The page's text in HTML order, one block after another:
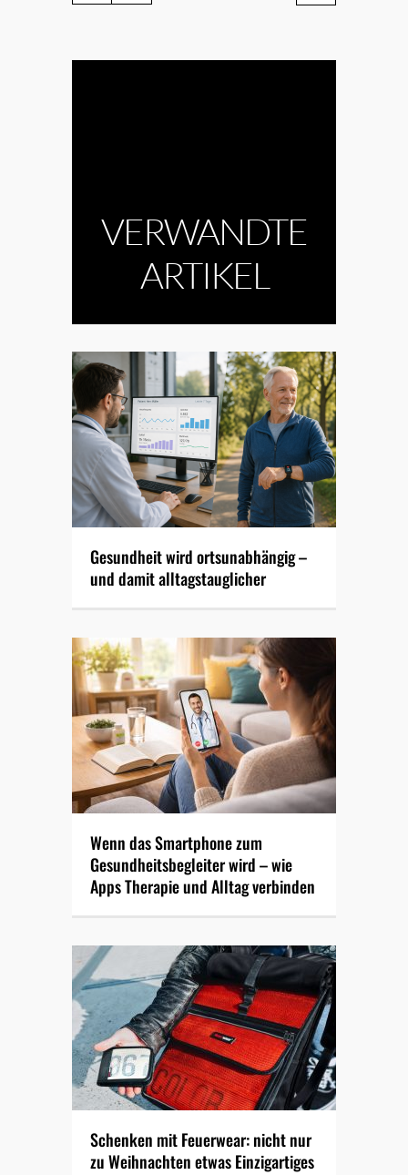
VERWANDTE
ARTIKEL
Gesundheit wird ortsunabhängig –
und damit alltagstauglicher
Wenn das Smartphone zum
Gesundheitsbegleiter wird – wie
Apps Therapie und Alltag verbinden
Schenken mit Feuerwear: nicht nur
zu Weihnachten etwas Einzigartiges